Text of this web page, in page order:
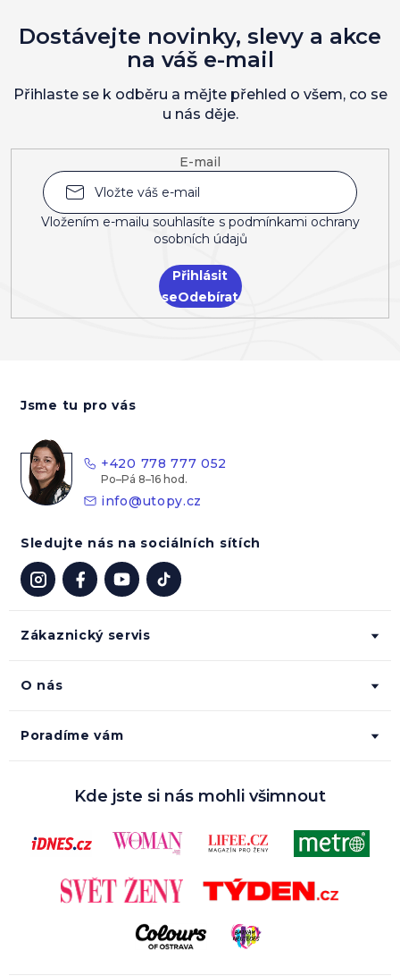
E-mail
Vložením e-mailu souhlasíte s podmínkami ochrany
osobních údajů
Přihlásit
se
Dostávejte novinky, slevy a akce
na váš e-mail
Přihlaste se k odběru a mějte přehled o všem, co se
u nás děje.
Zákaznický servis
O nás
Poradíme vám
Jsme tu pro vás
+420 778 777 052
info@utopy.cz
Sledujte nás na sociálních sítích
Kde jste si nás mohli všimnout